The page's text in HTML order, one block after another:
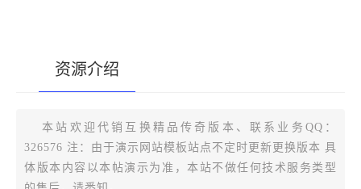
资源介绍
[复制版本链接]
本站欢迎代销互换精品传奇版本、联系业务QQ：
326576 注：由于演示网站模板站点不定时更新更换版本 具
体版本内容以本帖演示为准，本站不做任何技术服务类型